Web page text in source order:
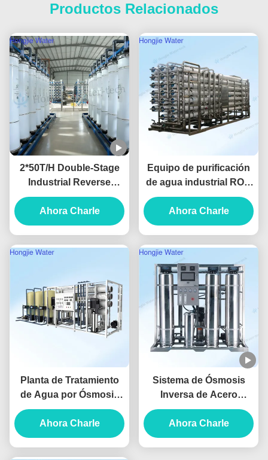
Productos Relacionados
2*50T/H Double-Stage
Industrial Reverse
Osmosis Water System
Produced For Ultrapure
Water
Ahora Charle
Equipo de purificación
de agua industrial RO a
gran escala de 130
m3/H, 380V/220V
Ahora Charle
Planta de Tratamiento
de Agua por Ósmosis
Inversa Comercial
Industrial FRP
Personalizable
Ahora Charle
Sistema de Ósmosis
Inversa de Acero
Inoxidable SS304
1500L/H para la
Purificación de Agua
Ahora Charle